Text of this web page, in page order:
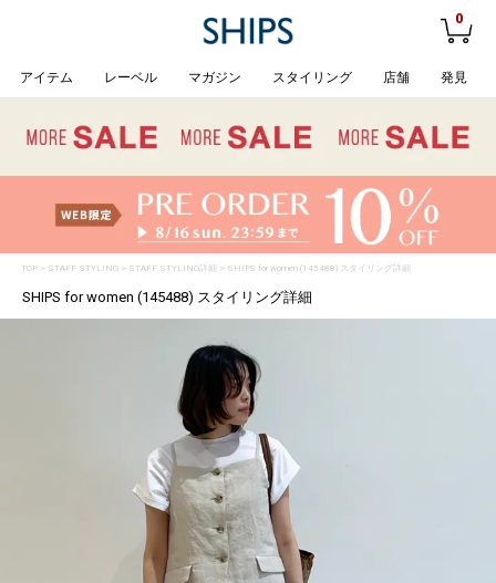
0
アイテム レーベル マガジン スタイリング 店舗 発見
TOP> STAFF STYLING> STAFF STYLING詳細 > SHIPS for women (145488) スタイリング詳細
SHIPS for women (145488) スタイリング詳細